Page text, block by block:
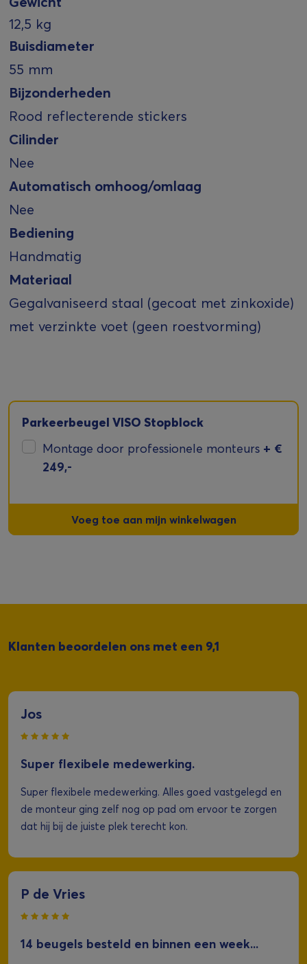
12,5 kg
Buisdiameter
55 mm
Bijzonderheden
Rood reflecterende stickers
Cilinder
Nee
Automatisch omhoog/omlaag
Nee
Bediening
Handmatig
Materiaal
Gegalvaniseerd staal (gecoat met zinkoxide)
met verzinkte voet (geen roestvorming)
Parkeerbeugel VISO Stopblock
Montage door professionele monteurs + €
249,-
Voeg toe aan mijn winkelwagen
Klanten beoordelen ons met een 9,1
Jos
Super flexibele medewerking.
Super flexibele medewerking. Alles goed vastgelegd en
de monteur ging zelf nog op pad om ervoor te zorgen
dat hij bij de juiste plek terecht kon.
P de Vries
14 beugels besteld en binnen een week...